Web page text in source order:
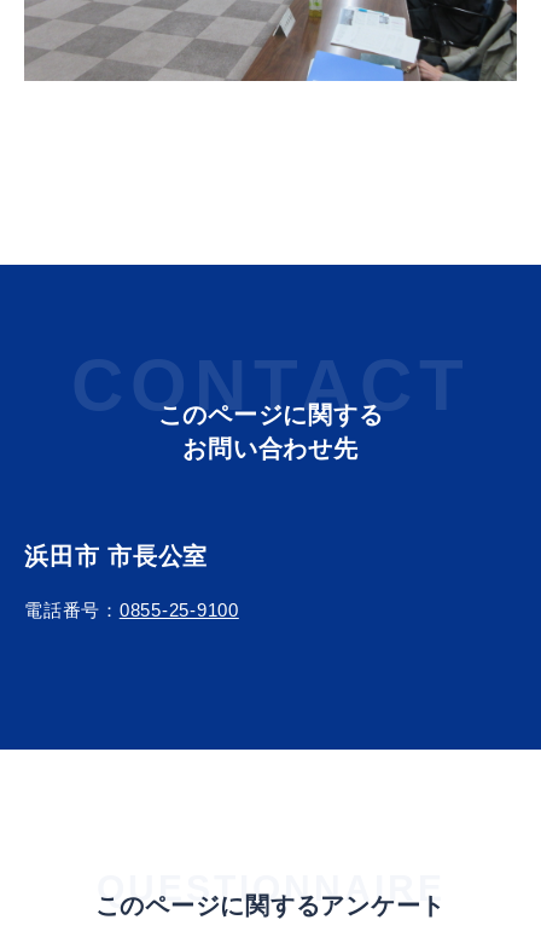
場面から探す
引っ越し・住まい 就職・退職
高齢者・介護
CONTACT
このページに関する
お問い合わせ先
浜田市 市長公室
電話番号： 0855-25-9100
QUESTIONNAIRE
このページに関するアンケート